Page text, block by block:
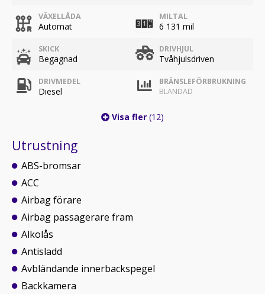
VÄXELLÅDA
Automat
MILTAL
6 131 mil
SKICK
Begagnad
DRIVHJUL
Tvåhjulsdriven
DRIVMEDEL
Diesel
BRÄNSLEFÖRBRUKNING
BLANDAD
Visa fler (12)
Utrustning
ABS-bromsar
ACC
Airbag förare
Airbag passagerare fram
Alkolås
Antisladd
Avbländande innerbackspegel
Backkamera